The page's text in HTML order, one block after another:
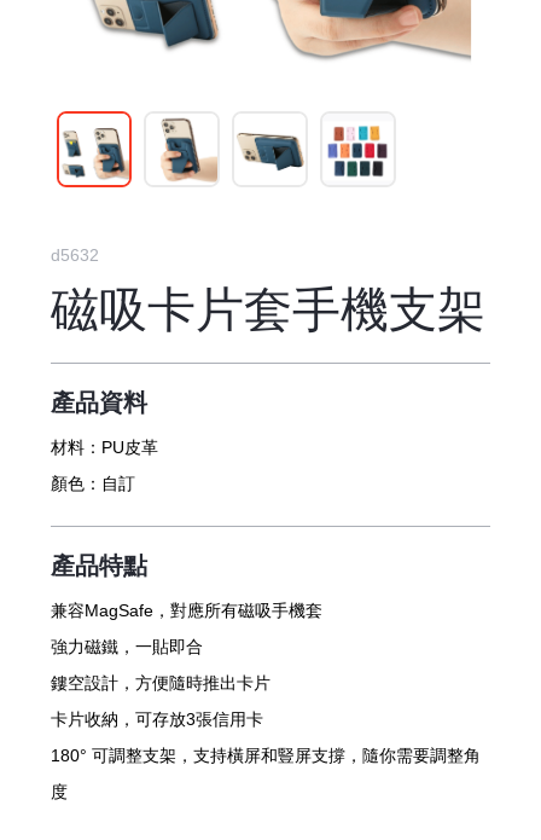
d5632
磁吸卡片套手機支架
產品資料
材料： PU皮革
顏色： 自訂
產品特點
兼容MagSafe，對應所有磁吸手機套
強力磁鐵，一貼即合
鏤空設計，方便隨時推出卡片
卡片收納，可存放3張信用卡
180° 可調整支架，支持橫屏和豎屏支撐，隨你需要調整角
度